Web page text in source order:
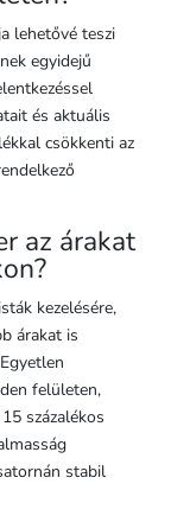
lehetővé teszi
egyidejű
és aktuális
csökkenti az
az árakat
kezelésére,
árakat is
felületen,
százalékos
stabil